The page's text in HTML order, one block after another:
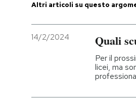
Altri articoli su questo
14/2/2024 Quali
Per il
licei, ma